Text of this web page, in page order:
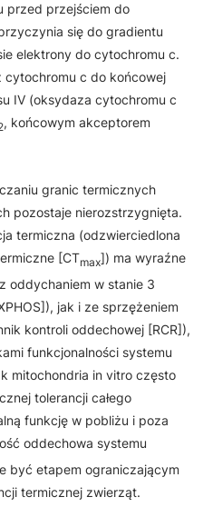
przed przejściem do
się do gradientu
elektrony do cytochromu c.
cytochromu c do końcowej
IV (oksydaza cytochromu c
, końcowym akceptorem
granic termicznych
pozostaje nierozstrzygnięta.
termiczna (odzwierciedlona
[CTmax]) ma wyraźne
oddychaniem w stanie 3
jak i ze sprzężeniem
kontroli oddechowej [RCR]),
funkcjonalności systemu
mitochondria in vitro często
tolerancji całego
funkcję w pobliżu i poza
oddechowa systemu
być etapem ograniczającym
termicznej zwierząt.